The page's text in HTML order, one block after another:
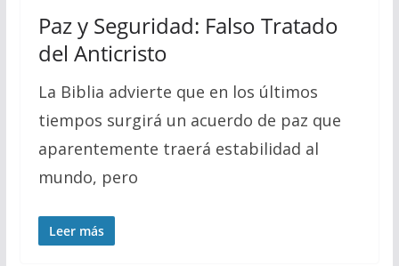
Paz y Seguridad: Falso Tratado
del Anticristo
La Biblia advierte que en los últimos
tiempos surgirá un acuerdo de paz que
aparentemente traerá estabilidad al
mundo, pero
Leer más